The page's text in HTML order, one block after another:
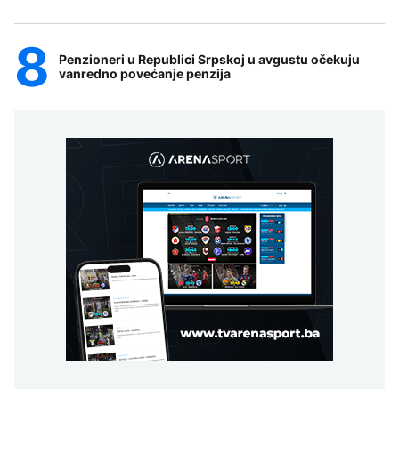
Penzioneri u Republici Srpskoj u avgustu očekuju
vanredno povećanje penzija